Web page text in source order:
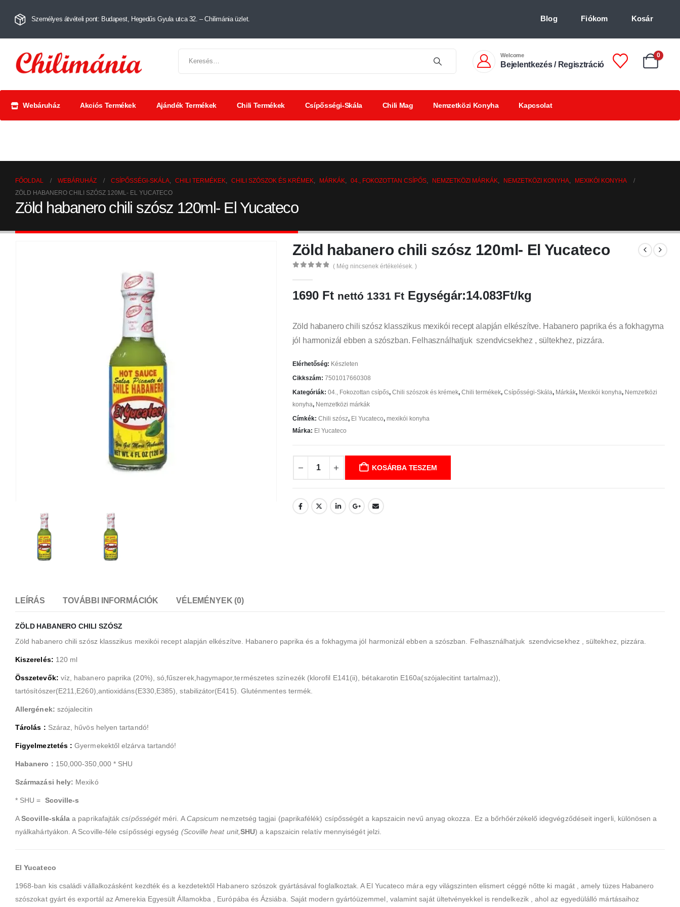
Személyes átvételi pont: Budapest, Hegedűs Gyula utca 32. – Chilimánia üzlet. Blog Fiókom Kosár
Welcome
Bejelentkezés / Regisztráció
0
Webáruház Akciós Termékek Ajándék Termékek Chili Termékek Csípősségi-Skála Chili Mag Nemzetközi Konyha Kapcsolat
FŐOLDAL WEBÁRUHÁZ CSÍPŐSSÉGI-SKÁLA CHILI TERMÉKEK CHILI SZÓSZOK ÉS KRÉMEK MÁRKÁK 04., FOKOZOTTAN CSÍPŐS NEMZETKÖZI MÁRKÁK NEMZETKÖZI KONYHA
MEXIKÓI KONYHA
ZÖLD HABANERO CHILI SZÓSZ 120ML- EL YUCATECO
Zöld habanero chili szósz 120ml- El Yucateco
Zöld habanero chili szósz 120ml- El Yucateco
( Még nincsenek értékelések. )
1690 Ft nettó 1331 Ft Egységár:14.083Ft/kg
Zöld habanero chili szósz klasszikus mexikói recept alapján elkészítve. Habanero paprika és a fokhagyma
jól harmonizál ebben a szószban. Felhasználhatjuk szendvicsekhez , sültekhez, pizzára.
Elérhetőség: Készleten
Cikkszám: 7501017660308
Kategóriák: 04., Fokozottan csípős, Chili szószok és krémek, Chili termékek, Csípősségi-Skála, Márkák, Mexikói konyha, Nemzetközi
konyha, Nemzetközi márkák
Címkék: Chili szósz, El Yucateco, mexikói konyha
Márka: El Yucateco
KOSÁRBA TESZEM
LEÍRÁS TOVÁBBI INFORMÁCIÓK VÉLEMÉNYEK (0)
ZÖLD HABANERO CHILI SZÓSZ
Zöld habanero chili szósz klasszikus mexikói recept alapján elkészítve. Habanero paprika és a fokhagyma jól harmonizál ebben a szószban. Felhasználhatjuk szendvicsekhez , sültekhez, pizzára.
Kiszerelés: 120 ml
Összetevők: víz, habanero paprika (20%), só,fűszerek,hagymapor,természetes színezék (klorofil E141(ii), bétakarotin E160a(szójalecitint tartalmaz)),
tartósítószer(E211,E260),antioxidáns(E330,E385), stabilizátor(E415). Gluténmentes termék.
Allergének: szójalecitin
Tárolás : Száraz, hűvös helyen tartandó!
Figyelmeztetés : Gyermekektől elzárva tartandó!
Habanero : 150,000-350,000 * SHU
Származási hely: Mexikó
* SHU = Scoville-s
AScoville-skála a paprikafajtákcsípősségétméri. ACapsicum nemzetség tagjai (paprikafélék) csípősségét a kapszaicin nevű anyag okozza. Ez a bőrhőérzékelő idegvégződéseit ingerli, különösen a
nyálkahártyákon. A Scoville-féle csípősségi egység (Scoville heat unit,SHU) a kapszaicin relatív mennyiségét jelzi.
El Yucateco
1968-ban kis családi vállalkozásként kezdték és a kezdetektől Habanero szószok gyártásával foglalkoztak. A El Yucateco mára egy világszinten elismert céggé nőtte ki magát , amely tüzes Habanero
szószokat gyárt és exportál az Amerekia Egyesült Államokba , Európába és Ázsiába. Saját modern gyártóüzemmel, valamint saját ültetvényekkel is rendelkezik , ahol az egyedülálló mártásaihoz